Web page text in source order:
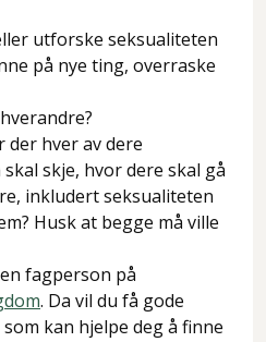
utforske seksualiteten
på nye ting, overraske
der hver av dere
skje, hvor dere skal gå
inkludert seksualiteten
Husk at begge må ville
fagperson på
. Da vil du få gode
kan hjelpe deg å finne